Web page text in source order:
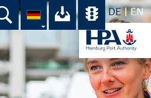
DE EN
Suche Ihr Download-